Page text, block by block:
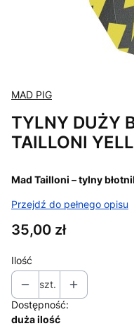
MAD PIG
TYLNY DUŻY
TAILLONI
Mad Tailloni – tylny
Przejdź do pełnego opisu
Cena
35,00 zł
Ilość
szt.
Dostępność:
duża ilość